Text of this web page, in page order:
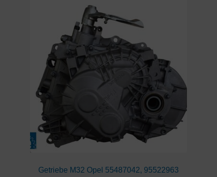
Getriebe M32 Opel 55487042, 95522963